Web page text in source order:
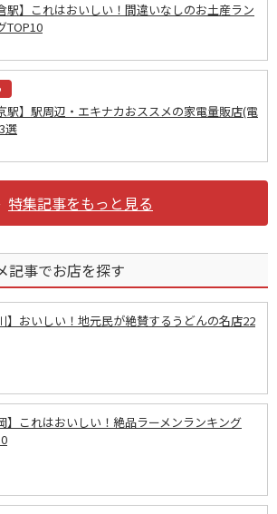
駅】これはおいしい！間違いなしのお土産ラン
TOP10
駅】駅周辺・エキナカおススメの家電量販店(電
選
特集記事をもっと見る
記事でお店を探す
】おいしい！地元民が絶賛するうどんの名店22
】これはおいしい！絶品ラーメンランキング